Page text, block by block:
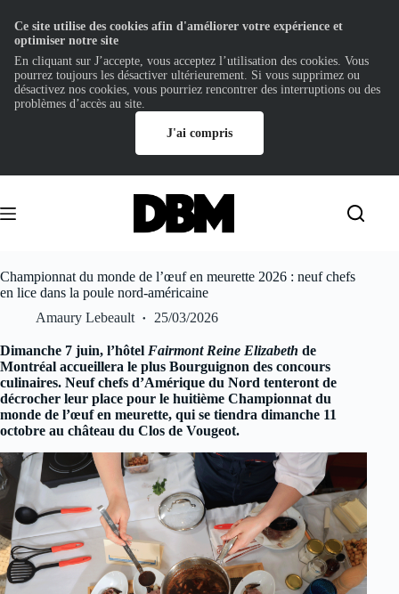
contenu
Championnat du monde de l’œuf en meurette 2026 : neuf chefs
en lice dans la poule nord-américaine
Amaury Lebeault
25/03/2026
Dimanche 7 juin, l’hôtel Fairmont Reine Elizabeth de
Montréal accueillera le plus Bourguignon des concours
culinaires. Neuf chefs d’Amérique du Nord tenteront de
décrocher leur place pour le huitième Championnat du
monde de l’œuf en meurette, qui se tiendra dimanche 11
octobre au château du Clos de Vougeot.
Ce site utilise des cookies afin d'améliorer votre expérience et
optimiser notre site
En cliquant sur J’accepte, vous acceptez l’utilisation des cookies. Vous
pourrez toujours les désactiver ultérieurement. Si vous supprimez ou
désactivez nos cookies, vous pourriez rencontrer des interruptions ou des
problèmes d’accès au site.
J'ai compris